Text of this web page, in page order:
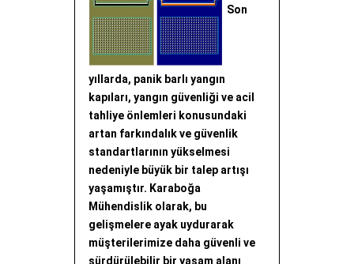
Son
yıllarda, panik barlı yangın
kapıları, yangın güvenliği ve acil
tahliye önlemleri konusundaki
artan farkındalık ve güvenlik
standartlarının yükselmesi
nedeniyle büyük bir talep artışı
yaşamıştır. Karaboğa
Mühendislik olarak, bu
gelişmelere ayak uydurarak
müşterilerimize daha güvenli ve
sürdürülebilir bir yaşam alanı